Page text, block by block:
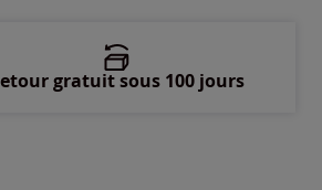
gratuit sous 100 jours